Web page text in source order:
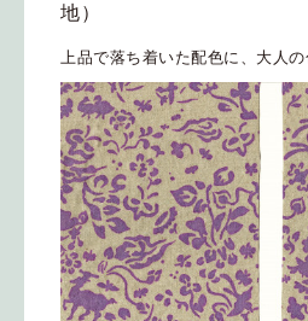
地）
上品で落ち着いた配色に、大人